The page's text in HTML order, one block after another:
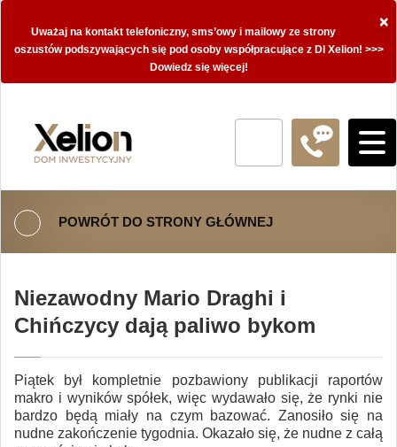
×
Uważaj na kontakt telefoniczny, sms’owy i mailowy ze strony
oszustów podszywających się pod osoby współpracujące z DI Xelion! >>>
Dowiedz się więcej!
POWRÓT DO STRONY GŁÓWNEJ
Niezawodny Mario Draghi i
Chińczycy dają paliwo bykom
Piątek był kompletnie pozbawiony publikacji raportów
makro i wyników spółek, więc wydawało się, że rynki nie
bardzo będą miały na czym bazować. Zanosiło się na
nudne zakończenie tygodnia. Okazało się, że nudne z całą